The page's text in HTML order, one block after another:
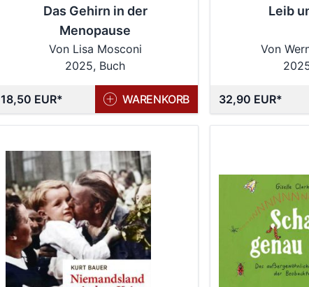
Das Gehirn in der
Menopause
Von Lisa Mosconi
2025, Buch
18,50 EUR WARENKORB
Leib
Von
32,90 EUR